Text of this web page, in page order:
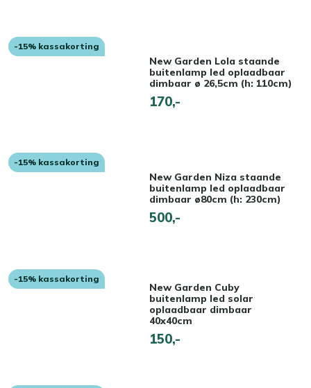
-15% kassakorting
New Garden Lola staande
buitenlamp led oplaadbaar
dimbaar ø 26,5cm (h: 110cm)
170,-
-15% kassakorting
New Garden Niza staande
buitenlamp led oplaadbaar
dimbaar ø80cm (h: 230cm)
500,-
-15% kassakorting
New Garden Cuby
buitenlamp led solar
oplaadbaar dimbaar
40x40cm
150,-